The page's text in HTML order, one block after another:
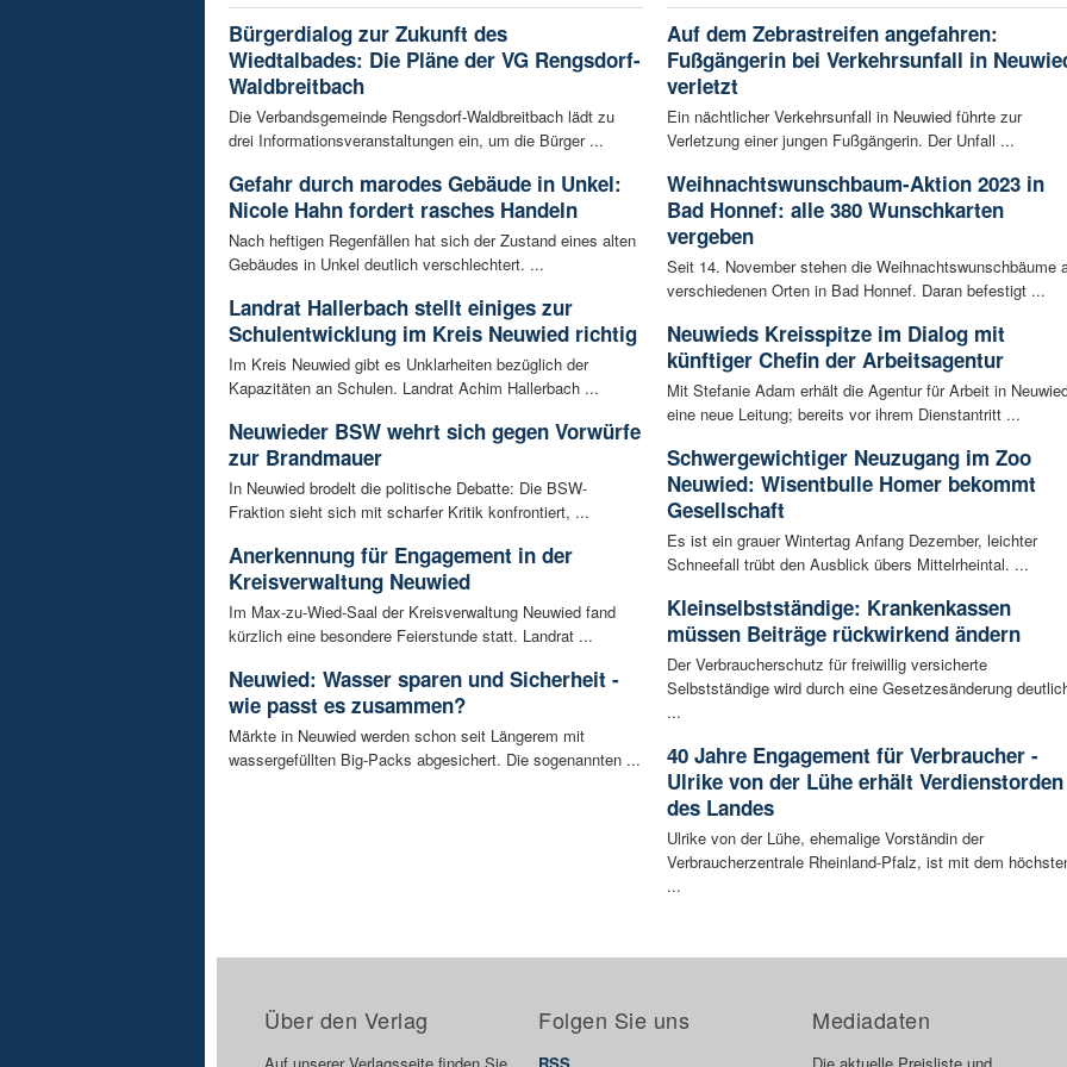
Bürgerdialog zur Zukunft des
Wiedtalbades: Die Pläne der VG Rengsdorf-
Waldbreitbach
Die Verbandsgemeinde Rengsdorf-Waldbreitbach lädt zu
drei Informationsveranstaltungen ein, um die Bürger ...
Gefahr durch marodes Gebäude in Unkel:
Nicole Hahn fordert rasches Handeln
Nach heftigen Regenfällen hat sich der Zustand eines alten
Gebäudes in Unkel deutlich verschlechtert. ...
Landrat Hallerbach stellt einiges zur
Schulentwicklung im Kreis Neuwied richtig
Im Kreis Neuwied gibt es Unklarheiten bezüglich der
Kapazitäten an Schulen. Landrat Achim Hallerbach ...
Neuwieder BSW wehrt sich gegen Vorwürfe
zur Brandmauer
In Neuwied brodelt die politische Debatte: Die BSW-
Fraktion sieht sich mit scharfer Kritik konfrontiert, ...
Anerkennung für Engagement in der
Kreisverwaltung Neuwied
Im Max-zu-Wied-Saal der Kreisverwaltung Neuwied fand
kürzlich eine besondere Feierstunde statt. Landrat ...
Neuwied: Wasser sparen und Sicherheit -
wie passt es zusammen?
Märkte in Neuwied werden schon seit Längerem mit
wassergefüllten Big-Packs abgesichert. Die sogenannten ...
Auf dem Zebrastreifen angefahren:
Fußgängerin bei Verkehrsunfall in
verletzt
Ein nächtlicher Verkehrsunfall in Neuwied führte zur
Verletzung einer jungen Fußgängerin. Der Unfall ...
Weihnachtswunschbaum-Aktion 2023 in
Bad Honnef: alle 380 Wunschkarten
vergeben
Seit 14. November stehen die Weihnachtswunschbäume
verschiedenen Orten in Bad Honnef. Daran befestigt ...
Neuwieds Kreisspitze im Dialog mit
künftiger Chefin der Arbeitsagentur
Mit Stefanie Adam erhält die Agentur für Arbeit in
eine neue Leitung; bereits vor ihrem Dienstantritt ...
Schwergewichtiger Neuzugang im Zoo
Neuwied: Wisentbulle Homer bekommt
Gesellschaft
Es ist ein grauer Wintertag Anfang Dezember, leichter
Schneefall trübt den Ausblick übers Mittelrheintal. ...
Kleinselbstständige: Krankenkassen
müssen Beiträge rückwirkend ändern
Der Verbraucherschutz für freiwillig versicherte
Selbstständige wird durch eine Gesetzesänderung
...
40 Jahre Engagement für Verbraucher -
Ulrike von der Lühe erhält Verdienstorden
des Landes
Ulrike von der Lühe, ehemalige Vorständin der
Verbraucherzentrale Rheinland-Pfalz, ist mit dem
...
Über den Verlag Folgen Sie uns Mediadaten